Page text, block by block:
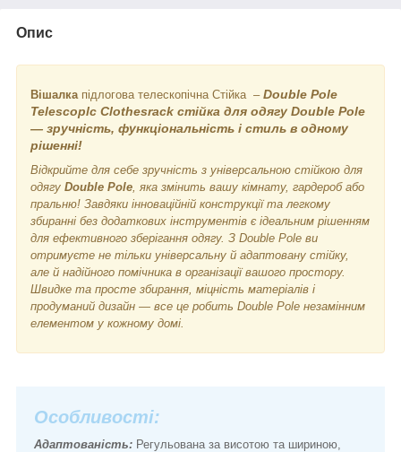
Опис
Вішалка підлогова телескопічна Стійка – Double Pole
Telescoplc Clothesrack стійка для одягу Double Pole
— зручність, функціональність і стиль в одному
рішенні!
Відкрийте для себе зручність з універсальною стійкою для
одягу Double Pole , яка змінить вашу кімнату, гардероб або
пральню! Завдяки інноваційній конструкції та легкому
збиранні без додаткових інструментів є ідеальним рішенням
для ефективного зберігання одягу. З Double Pole ви
отримуєте не тільки універсальну й адаптовану стійку,
але й надійного помічника в організації вашого простору.
Швидке та просте збирання, міцність матеріалів і
продуманий дизайн — все це робить Double Pole незамінним
елементом у кожному домі.
Особливості:
Адаптованість: Регульована за висотою та шириною,